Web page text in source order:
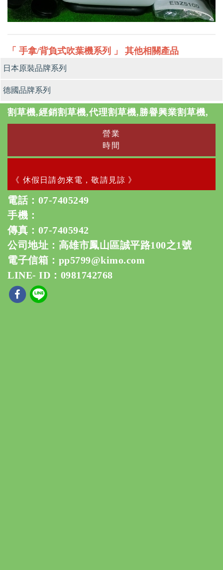
「 手拿/背負式吹葉機系列 」 其他相關產品
日本原裝品牌系列
德國品牌系列
割草機,經銷割草機,代理割草機,勝譽興業割草機,
營業
時間
《 休假日請勿來電，敬請見諒 》
電話： 07-7405249
手機：
傳真：07-7405942
公司地址：高雄市鳳山區誠平路100之1號
電子信箱： pp5799@kimo.com
LINE- ID：0981742768